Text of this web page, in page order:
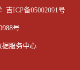
吉ICP备05002091号
号
据服务中心